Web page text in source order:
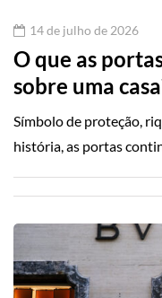
14 de julho de 2026
O que as
sobre uma
Símbolo de proteção,
história, as portas